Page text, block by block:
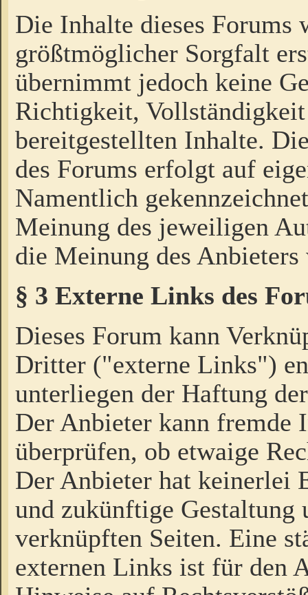
Die Inhalte dieses Forums
größtmöglicher Sorgfalt
übernimmt jedoch keine
Richtigkeit,
bereitgestellten Inhalte.
des Forums erfolgt auf
Namentlich
Meinung des jeweiligen
die Meinung des Anbieters
§ 3 Externe Links des
Dieses Forum kann
Dritter ("externe Links")
unterliegen der Haftung
Der Anbieter kann fremde
überprüfen, ob etwaige
Der Anbieter hat keinerlei
und zukünftige Gestaltung
verknüpften Seiten. Eine
externen Links ist für den